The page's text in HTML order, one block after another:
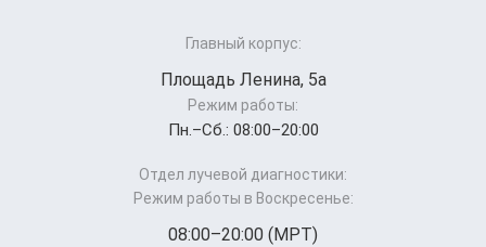
Главный корпус:
Площадь Ленина, 5а
Режим работы:
Пн.–Cб.: 08:00–20:00
Отдел лучевой диагностики:
Режим работы в Воскресенье:
08:00–20:00 (МРТ)